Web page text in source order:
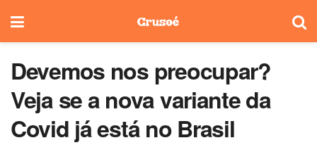
Devemos nos preocupar?
Veja se a nova variante da
Covid já está no Brasil